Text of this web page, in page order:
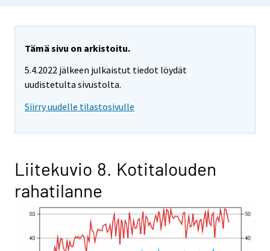
Tämä sivu on arkistoitu.
5.4.2022 jälkeen julkaistut tiedot löydät
uudistetulta sivustolta.
Siirry uudelle tilastosivulle
Liitekuvio 8. Kotitalouden
rahatilanne